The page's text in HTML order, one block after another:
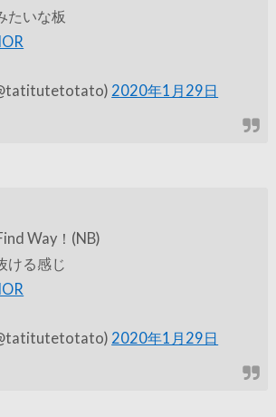
たいな板
2020年1月29日
Way！(NB)
ける感じ
2020年1月29日